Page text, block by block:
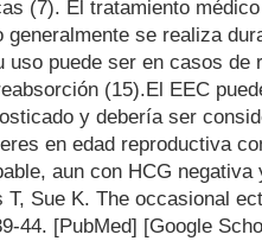
(7). El tratamiento
generalmente se realiza
uso puede ser en casos de
(15).El EEC
y debería ser
en edad reproductiva
aun con HCG
T, Sue K. The occasional
44. [PubMed] [Google